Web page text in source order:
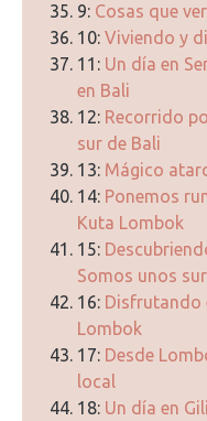
9: Cosas que
10: Viviendo y
11: Un día en
en Bali
12: Recorrido
sur de Bali
13: Mágico
14: Ponemos
Kuta Lombok
15:
Somos unos
16: Disfrutando
Lombok
17: Desde
local
18: Un día en